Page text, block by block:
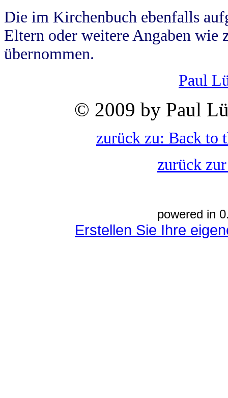
Die im Kirchenbuch ebenfalls
Eltern oder weitere Angaben wie
übernommen.
Paul
© 2009 by Paul
zurück zu: Back to
zurück
powered in
Erstellen Sie Ihre